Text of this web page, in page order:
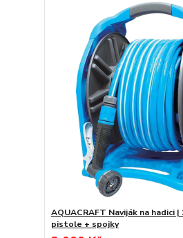
AQUACRAFT Naviják na hadici |
pistole + spojky